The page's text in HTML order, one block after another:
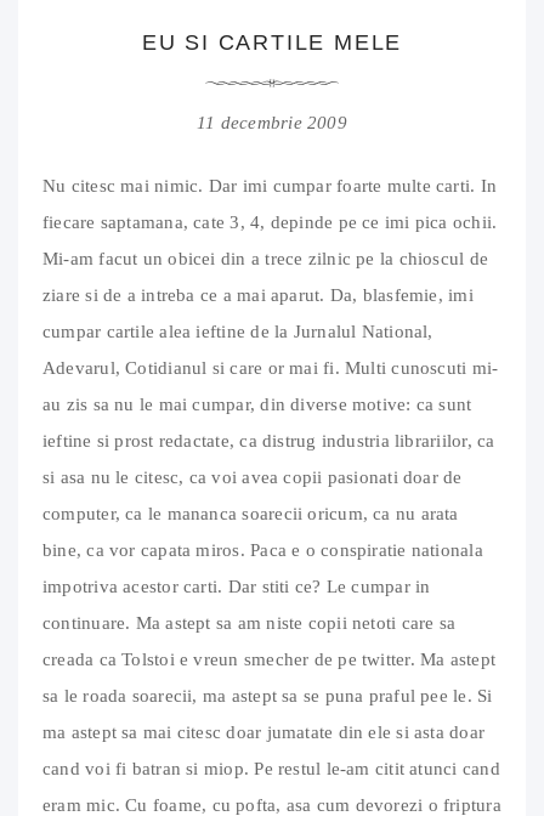
EU SI CARTILE MELE
11 decembrie 2009
Nu citesc mai nimic. Dar imi cumpar foarte multe carti. In
fiecare saptamana, cate 3, 4, depinde pe ce imi pica ochii.
Mi-am facut un obicei din a trece zilnic pe la chioscul de
ziare si de a intreba ce a mai aparut. Da, blasfemie, imi
cumpar cartile alea ieftine de la Jurnalul National,
Adevarul, Cotidianul si care or mai fi. Multi cunoscuti mi-
au zis sa nu le mai cumpar, din diverse motive: ca sunt
ieftine si prost redactate, ca distrug industria librariilor, ca
si asa nu le citesc, ca voi avea copii pasionati doar de
computer, ca le mananca soarecii oricum, ca nu arata
bine, ca vor capata miros. Paca e o conspiratie nationala
impotriva acestor carti. Dar stiti ce? Le cumpar in
continuare. Ma astept sa am niste copii netoti care sa
creada ca Tolstoi e vreun smecher de pe twitter. Ma astept
sa le roada soarecii, ma astept sa se puna praful pee le. Si
ma astept sa mai citesc doar jumatate din ele si asta doar
cand voi fi batran si miop. Pe restul le-am citit atunci cand
eram mic. Cu foame, cu pofta, asa cum devorezi o friptura